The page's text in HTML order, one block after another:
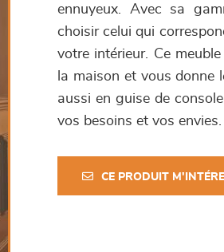
ennuyeux. Avec sa
choisir celui qui
votre intérieur. Ce
la maison et vous
aussi en guise de
vos besoins et vos envies.
CE PRODUIT